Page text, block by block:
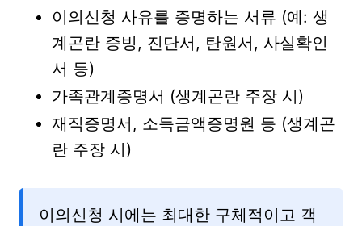
이의신청 사유를 증명하는 서류 (예: 생
계곤란 증빙, 진단서, 탄원서, 사실확인
서 등)
가족관계증명서 (생계곤란 주장 시)
재직증명서, 소득금액증명원 등 (생계곤
란 주장 시)
이의신청 시에는 최대한 구체적이고 객